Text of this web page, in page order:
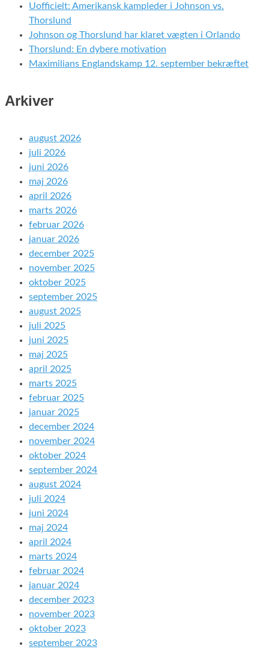
Uofficielt: Amerikansk kampleder i Johnson vs.
Thorslund
Johnson og Thorslund har klaret vægten i Orlando
Thorslund: En dybere motivation
Maximilians Englandskamp 12. september bekræftet
Arkiver
august 2026
juli 2026
juni 2026
maj 2026
april 2026
marts 2026
februar 2026
januar 2026
december 2025
november 2025
oktober 2025
september 2025
august 2025
juli 2025
juni 2025
maj 2025
april 2025
marts 2025
februar 2025
januar 2025
december 2024
november 2024
oktober 2024
september 2024
august 2024
juli 2024
juni 2024
maj 2024
april 2024
marts 2024
februar 2024
januar 2024
december 2023
november 2023
oktober 2023
september 2023